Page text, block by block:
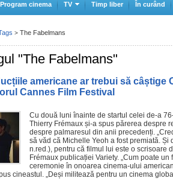
Program cinema TV Timp liber În curând
"The Fabelmans"
americane ar trebui să câștige
Cannes Film Festival
Cu două luni înainte de startul celei de-a
Thierry Frémaux și-a spus părerea despre
despre palmaresul din anii precedenți.
să văd că Michelle Yeoh a fost premiată. Și
n.red.), pentru că filmul
lui este o scrisoare
Frémaux publicației Variety. „Cum poate un
ceremonie în onoarea cinema-ului
cineastul. „Deși militează pentru un cinema
> The Fabelmans